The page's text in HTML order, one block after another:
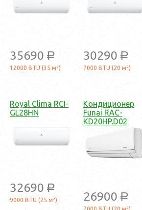
35690 a
12000 BTU (35 м²)
30290 a
7000 BTU (20 м²)
Royal Clima RCI-
GL28HN
32690 a
9000 BTU (25 м²)
Кондиционер
Funai RAC-
KD20HP.D02
26900 a
7000 BTU (20 м²)